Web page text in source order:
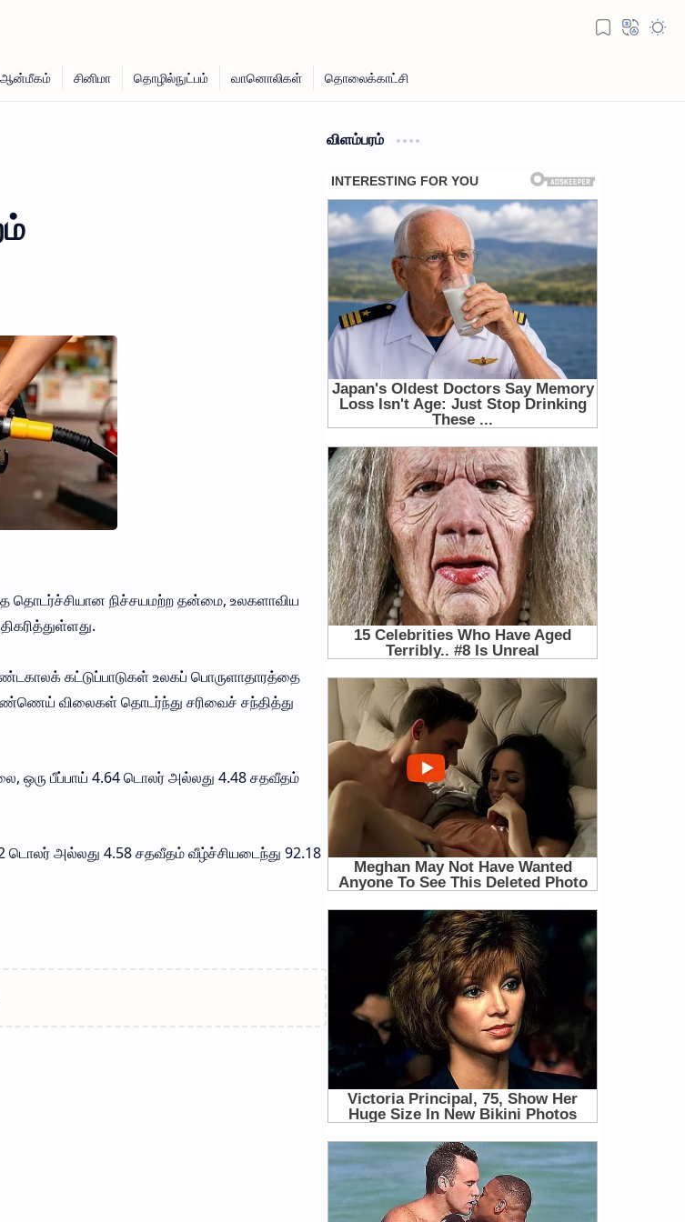
தொடர்ச்சியான நிச்சயமற்ற தன்மை, உலகளாவிய
கட்டுப்பாடுகள் உலகப் பொருளாதாரத்தை
விலைகள் தொடர்ந்து சரிவைச் சந்தித்து
ஒரு பீப்பாய் 4.64 டொலர் அல்லது 4.48 சதவீதம்
அல்லது 4.58 சதவீதம் வீழ்ச்சியடைந்து 92.18
விளம்பரம்